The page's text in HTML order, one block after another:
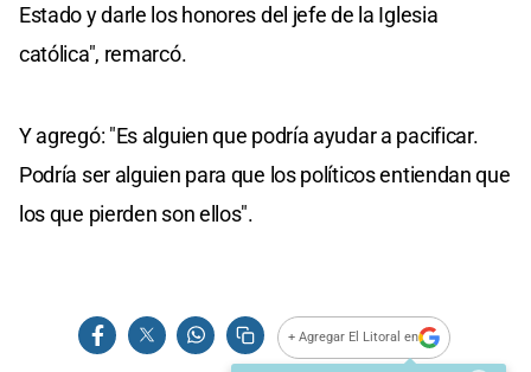
Estado y darle los honores del jefe de la Iglesia
católica", remarcó.
Y agregó: "Es alguien que podría ayudar a pacificar.
Podría ser alguien para que los políticos entiendan que
los que pierden son ellos".
+ Agregar El Litoral en